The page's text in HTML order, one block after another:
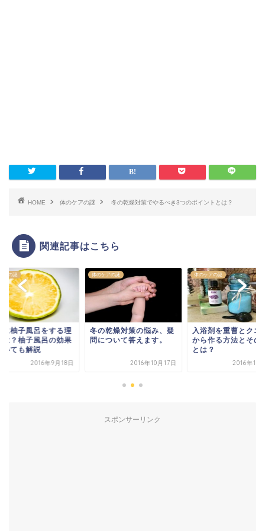
HOME 体のケアの謎 冬の乾燥対策でやるべき3つのポイントとは？
関連記事はこちら
アの謎
に柚子風呂をする理
は？柚子風呂の効果
いても解説
2016年9月18日
体のケアの謎
冬の乾燥対策の悩み、疑
問について答えます。
2016年10月17日
体のケアの謎
入浴剤を重曹とクエ
から作る方法とその
とは？
2016年10
スポンサーリンク